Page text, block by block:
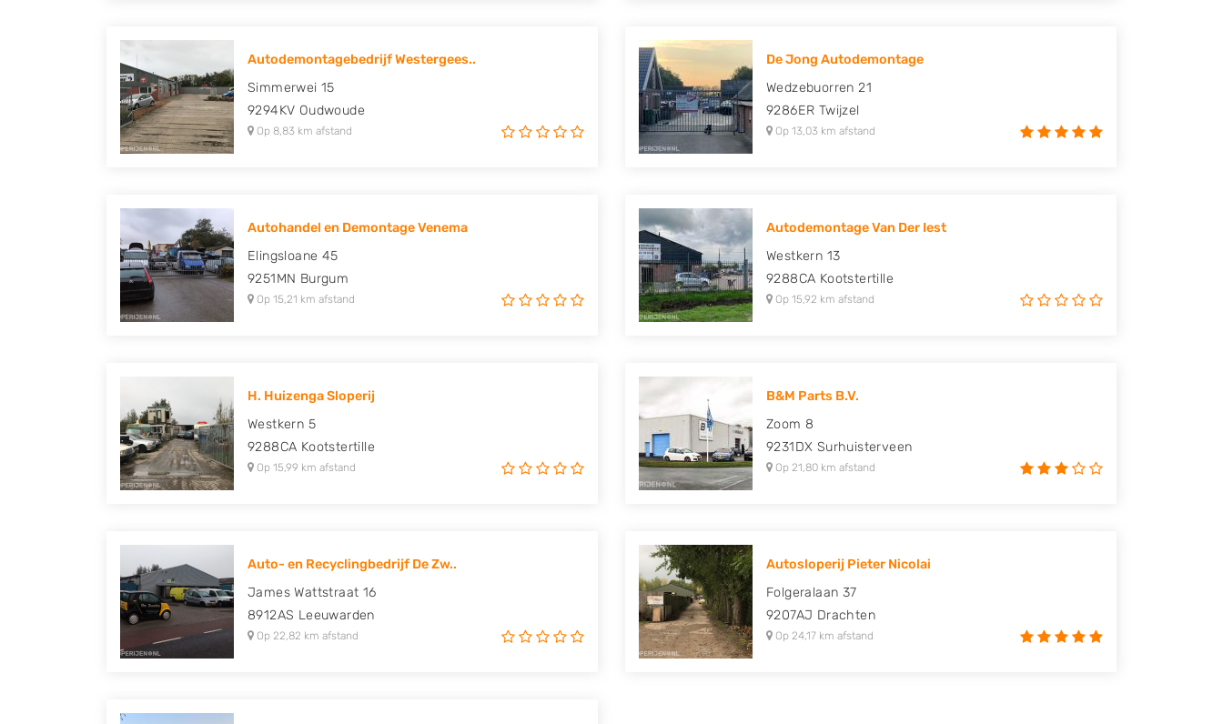
Autodemontagebedrijf Westergees..
Simmerwei 15
9294KV Oudwoude
Op 8,83 km afstand
De Jong Autodemontage
Wedzebuorren 21
9286ER Twijzel
Op 13,03 km afstand
Autohandel en Demontage Venema
Elingsloane 45
9251MN Burgum
Op 15,21 km afstand
Autodemontage Van Der Iest
Westkern 13
9288CA Kootstertille
Op 15,92 km afstand
H. Huizenga Sloperij
Westkern 5
9288CA Kootstertille
Op 15,99 km afstand
B&M Parts B.V.
Zoom 8
9231DX Surhuisterveen
Op 21,80 km afstand
Auto- en Recyclingbedrijf De Zw..
James Wattstraat 16
8912AS Leeuwarden
Op 22,82 km afstand
Autosloperij Pieter Nicolai
Folgeralaan 37
9207AJ Drachten
Op 24,17 km afstand